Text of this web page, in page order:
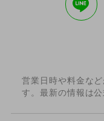
営業日時や料金な
す。最新の情報は